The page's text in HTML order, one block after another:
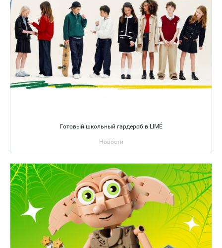
Готовый школьный гардероб в LIMÉ
Новости